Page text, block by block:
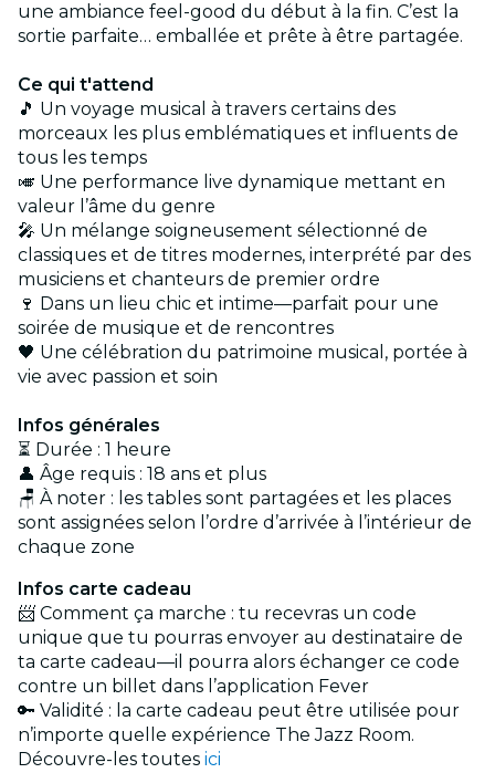
une ambiance feel-good du début à la fin. C’est la
sortie parfaite… emballée et prête à être partagée.
Ce qui t'attend
🎵 Un voyage musical à travers certains des
morceaux les plus emblématiques et influents de
tous les temps
🎺 Une performance live dynamique mettant en
valeur l’âme du genre
🎤 Un mélange soigneusement sélectionné de
classiques et de titres modernes, interprété par des
musiciens et chanteurs de premier ordre
🍷 Dans un lieu chic et intime—parfait pour une
soirée de musique et de rencontres
🖤 Une célébration du patrimoine musical, portée à
vie avec passion et soin
Infos générales
⏳ Durée : 1 heure
👤 Âge requis : 18 ans et plus
🪑 À noter : les tables sont partagées et les places
sont assignées selon l’ordre d’arrivée à l’intérieur de
chaque zone
Infos carte cadeau
📨 Comment ça marche : tu recevras un code
unique que tu pourras envoyer au destinataire de
ta carte cadeau—il pourra alors échanger ce code
contre un billet dans l’application Fever
🔑 Validité : la carte cadeau peut être utilisée pour
n’importe quelle expérience The Jazz Room.
Découvre-les toutes ici